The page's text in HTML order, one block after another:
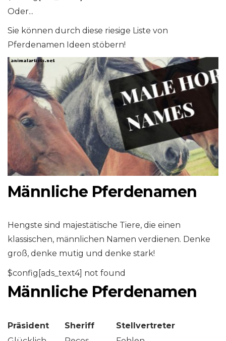
Oder...
Sie können durch diese riesige Liste von
Pferdenamen Ideen stöbern!
Männliche Pferdenamen
Hengste sind majestätische Tiere, die einen
klassischen, männlichen Namen verdienen. Denke
groß, denke mutig und denke stark!
$config[ads_text4] not found
Männliche Pferdenamen
Präsident Sheriff
Stellvertreter